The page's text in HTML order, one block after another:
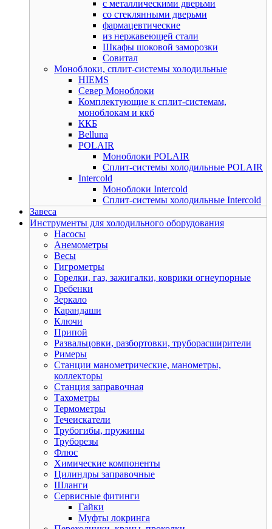
с металлическими дверьми
со стеклянными дверьми
фармацевтические
из нержавеющей стали
Шкафы шоковой заморозки
Совитал
Моноблоки, сплит-системы холодильные
HIEMS
Север Моноблоки
Комплектующие к сплит-системам,
моноблокам и ккб
ККБ
Belluna
POLAIR
Моноблоки POLAIR
Сплит-системы холодильные POLAIR
Intercold
Моноблоки Intercold
Сплит-системы холодильные Intercold
Завеса
Инструменты для холодильного оборудования
Насосы
Анемометры
Весы
Гигрометры
Горелки, газ, зажигалки, коврики огнеупорные
Гребенки
Зеркало
Карандаши
Ключи
Припой
Развальцовки, разбортовки, труборасширители
Римеры
Станции манометрические, манометры,
коллекторы
Станция заправочная
Тахометры
Термометры
Течеискатели
Трубогибы, пружины
Труборезы
Флюс
Химические компоненты
Цилиндры заправочные
Шланги
Сервисные фитинги
Гайки
Муфты локринга